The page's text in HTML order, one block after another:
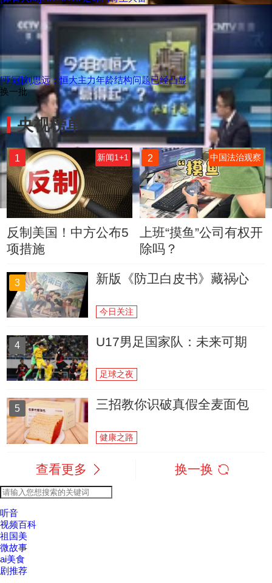
[亚冠]刘思远：恒大主力年龄结构问题已经凸显
换一批
央视榜单
1 新闻1+1
反制美国！中方公布5
项措施
2 中国法治观察
上班“摸鱼”公司有权开
除吗？
3 新版《防卫白皮书》藏祸心
今日关注
4 U17男足国家队：未来可期
足球之夜
5 三招教你识破真假全麦面包
健康之路
查看更多 换一换
听音
视频百科
祖国美
微故事
ai美食
剧推荐